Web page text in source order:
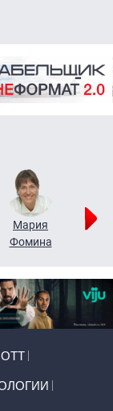
Мария
Фомина
ОТТ